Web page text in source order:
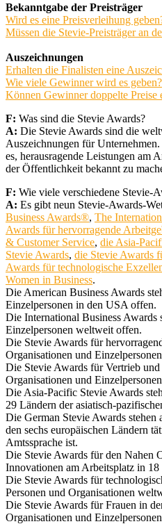
Bekanntgabe der Preisträger
Wird es eine Preisverleihung
Müssen die Stevie-Preisträger an
Auszeichnungen
Erhalten die Finalisten eine
Wie viele Gewinner wird es geben?
Können Gewinner doppelte Preise
F: Was sind die Stevie Awards?
A: Die Stevie Awards sind die
Auszeichnungen für
es, herausragende Leistungen am
der Öffentlichkeit bekannt zu
F: Wie viele verschiedene Stevie-
A: Es gibt neun Stevie-Awards-
Business Awards®, The
Awards für hervorragende
& Customer Service, die Asia-
Stevie Awards, die Stevie Awards
Awards für technologische
Women in Business.
Die American Business Awards
Einzelpersonen in den USA offen.
Die International Business Awards
Einzelpersonen weltweit offen.
Die Stevie Awards für
Organisationen und
Die Stevie Awards für Vertrieb
Organisationen und
Die Asia-Pacific Stevie Awards
29 Ländern der asiatisch-
Die German Stevie Awards
den sechs europäischen Ländern
Amtssprache ist.
Die Stevie Awards für den Nahen
Innovationen am Arbeitsplatz in
Die Stevie Awards für
Personen und Organisationen
Die Stevie Awards für Frauen in
Organisationen und